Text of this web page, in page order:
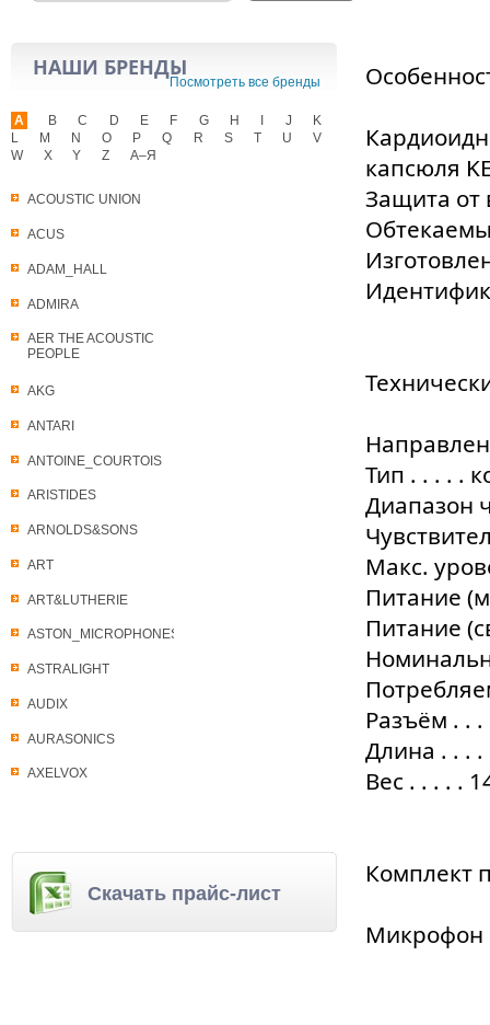
НАШИ БРЕНДЫ
Посмотреть все бренды
A
ACOUSTIC UNION
ACUS
ADAM_HALL
ADMIRA
AER THE ACOUSTIC
PEOPLE
AKG
ANTARI
ANTOINE_COURTOIS
ARISTIDES
ARNOLDS&SONS
ART
ART&LUTHERIE
ASTON_MICROPHONES
ASTRALIGHT
AUDIX
AURASONICS
AXELVOX
B C D E F G H J
K
L
M N O P Q R S T U
V
W
X Y Z А–Я
Скачать прайс-лист
капсюля
Защита от
Тип . . . . .
Диапазон
Макс.
Питание
Питание
Разъём . . .
Длина . . .
Вес . . . . .
Комплект
Микрофон